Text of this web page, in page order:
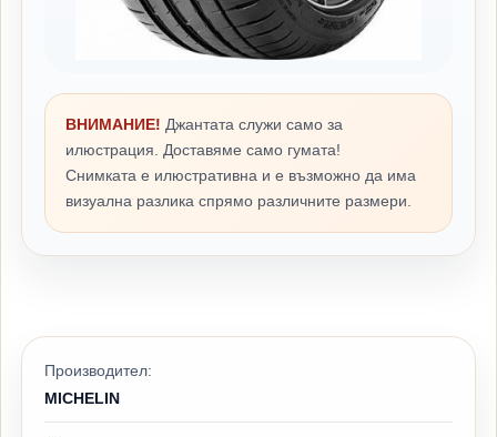
ВНИМАНИЕ! Джантата служи само за
илюстрация. Доставяме само гумата!
Снимката е илюстративна и е възможно да има
визуална разлика спрямо различните размери.
Производител:
MICHELIN